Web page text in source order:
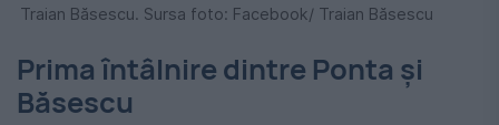
Traian Băsescu. Sursa foto: Facebook/ Traian Băsescu
Prima întâlnire dintre Ponta și
Băsescu